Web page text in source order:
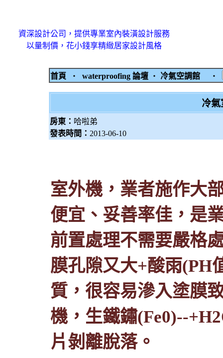
資深設計公司，提供專業室內裝潢設計服務
以量制價，花小錢享精緻居家設計風格
首頁 ‧ waterproofing 論壇 ‧ 冷氣空調館 ‧
冷氣
房東： 哈啦弟
發表時間： 2013-06-10
室外機，業者施作大
便宜、妥善率佳，是
前置處理不需要嚴格
膜孔隙又大+酸雨(PH
質，很容易滲入塗膜
機，生鐵鏽(Fe0)--
片剝離脫落。